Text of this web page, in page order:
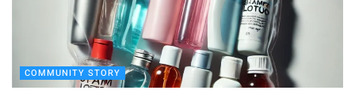
COMMUNITY STORY